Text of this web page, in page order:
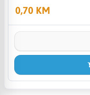
0,70 KM